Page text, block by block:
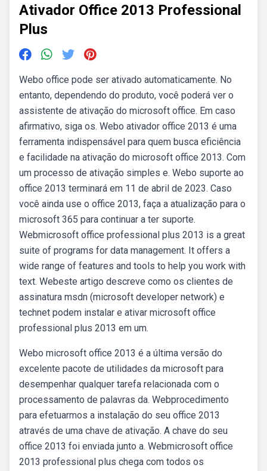
Ativador Office 2013 Professional
Plus
Webo office pode ser ativado automaticamente. No
entanto, dependendo do produto, você poderá ver o
assistente de ativação do microsoft office. Em caso
afirmativo, siga os. Webo ativador office 2013 é uma
ferramenta indispensável para quem busca eficiência
e facilidade na ativação do microsoft office 2013. Com
um processo de ativação simples e. Webo suporte ao
office 2013 terminará em 11 de abril de 2023. Caso
você ainda use o office 2013, faça a atualização para o
microsoft 365 para continuar a ter suporte.
Webmicrosoft office professional plus 2013 is a great
suite of programs for data management. It offers a
wide range of features and tools to help you work with
text. Webeste artigo descreve como os clientes de
assinatura msdn (microsoft developer network) e
technet podem instalar e ativar microsoft office
professional plus 2013 em um.
Webo microsoft office 2013 é a última versão do
excelente pacote de utilidades da microsoft para
desempenhar qualquer tarefa relacionada com o
processamento de palavras da. Webprocedimento
para efetuarmos a instalação do seu office 2013
através de uma chave de ativação. A chave do seu
office 2013 foi enviada junto a. Webmicrosoft office
2013 professional plus chega com todos os